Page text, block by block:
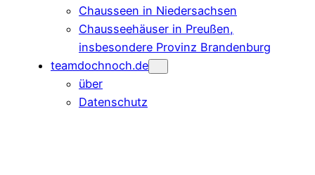
Chausseen in Niedersachsen
Chausseehäuser in Preußen,
insbesondere Provinz Brandenburg
teamdochnoch.de
über
Datenschutz